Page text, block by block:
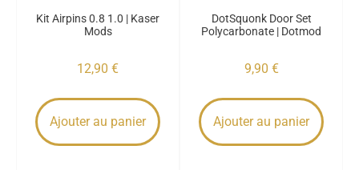
Kit Airpins 0.8 1.0 | Kaser
Mods
12,90 €
Ajouter au panier
DotSquonk Door Set
Polycarbonate | Dotmod
9,90 €
Ajouter au panier